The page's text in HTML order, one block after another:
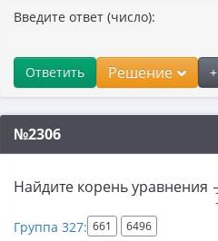
Введите ответ (число):
Ответить Решение
№2306
Найдите корень уравнения
Группа 327: 661 6496